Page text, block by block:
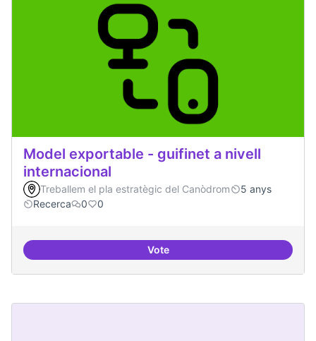
Model exportable - guifinet a nivell
internacional
Treballem el pla estratègic del Canòdrom
5 anys
Recerca
0 0
VoteModel exportable - guifinet a